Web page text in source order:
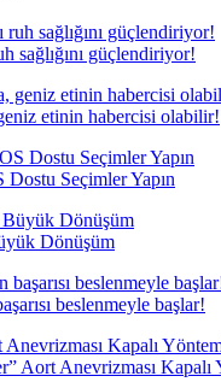
sağlığını güçlendiriyor!
etinin habercisi olabilir!
Dostu Seçimler Yapın
Dönüşüm
beslenmeyle başlar!
Aort Anevrizması